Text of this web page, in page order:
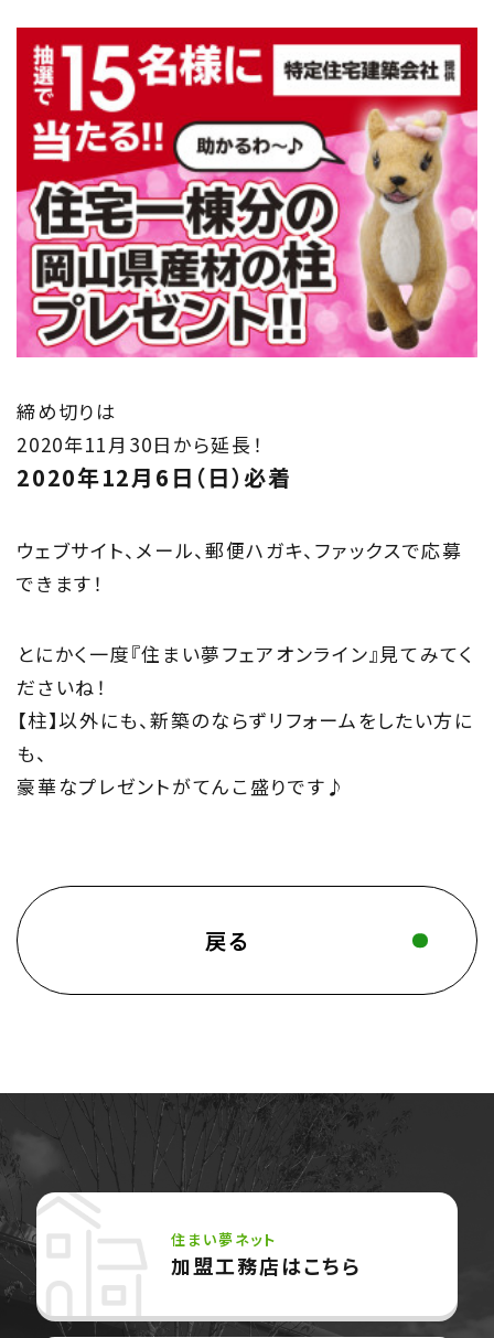
締め切りは
2020年11月30日から延長！
2020年12月6日（日）必着
ウェブサイト、メール、郵便ハガキ、ファックスで応募
できます！
とにかく一度『住まい夢フェアオンライン』見てみてく
ださいね！
【柱】以外にも、新築のならずリフォームをしたい方に
も、
豪華なプレゼントがてんこ盛りです♪
戻る
住まい夢ネット
加盟工務店はこちら